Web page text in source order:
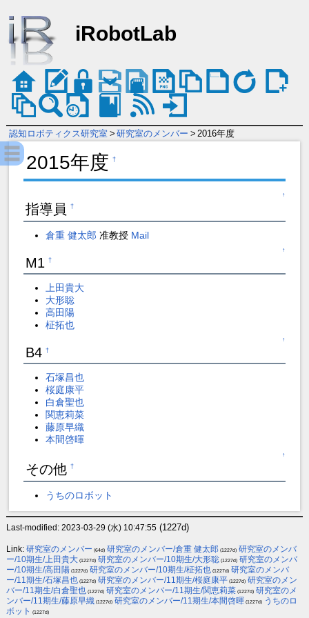
iRobotLab
認知ロボティクス研究室 > 研究室のメンバー > 2016年度
2015年度 †
↑
指導員 †
倉重 健太郎 准教授 Mail
↑
M1 †
上田貴大
大形聡
高田陽
柾拓也
↑
B4 †
石塚昌也
桜庭康平
白倉聖也
関恵莉菜
藤原早織
本間啓暉
↑
その他 †
うちのロボット
Last-modified: 2023-03-29 (水) 10:47:55(1227d)
Link: 研究室のメンバー (64d) 研究室のメンバー/倉重 健太郎(1227d) 研究室のメンバ
ー/10期生/上田貴大 (1227d) 研究室のメンバー/10期生/大形聡 (1227d) 研究室のメンバ
ー/10期生/高田陽(1227d) 研究室のメンバー/10期生/柾拓也(1227d) 研究室のメンバ
ー/11期生/石塚昌也(1227d) 研究室のメンバー/11期生/桜庭康平(1227d) 研究室のメン
バー/11期生/白倉聖也(1227d) 研究室のメンバー/11期生/関恵莉菜(1227d) 研究室のメ
ンバー/11期生/藤原早織 (1227d) 研究室のメンバー/11期生/本間啓暉 (1227d)
うちのロ
ボット
(1227d)